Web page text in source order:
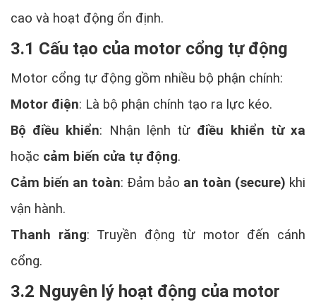
cao và hoạt động ổn định.
3.1 Cấu tạo của motor cổng tự động
Motor cổng tự động gồm nhiều bộ phận chính:
Motor điện: Là bộ phận chính tạo ra lực kéo.
Bộ điều khiển: Nhận lệnh từ điều khiển từ xa
hoặc cảm biến cửa tự động.
Cảm biến an toàn: Đảm bảo an toàn (secure) khi
vận hành.
Thanh răng: Truyền động từ motor đến cánh
cổng.
3.2 Nguyên lý hoạt động của motor